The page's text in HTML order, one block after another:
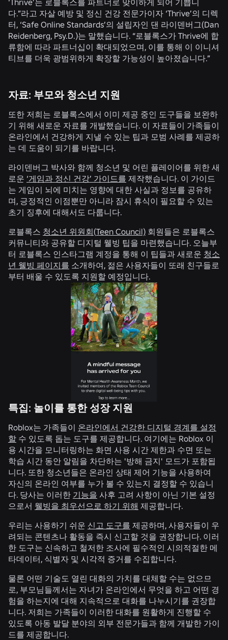
다.”라고 자살 예방 및 정신 건강 전문가이자 ‘Thrive’의 디렉
터, ‘Safe Online Standards’의 설립자인 댄 라이덴버그(Dan
Reidenberg, Psy.D.)는 말했습니다. “로블록스가 Thrive에 합
류함에 따라 파트너십이 확대되었으며, 이를 통해 이 이니셔
티브를 더욱 광범위하게 확장할 가능성이 높아졌습니다.”
자료: 부모와 청소년 지원
또한 저희는 로블록스에서 이미 제공 중인 도구들을 보완하
기 위해 새로운 자료를 개발했습니다. 이 자료들이 가족들이
온라인에서 건강하게 지낼 수 있는 팁과 모범 사례를 제공하
는 데 도움이 되기를 바랍니다.
라이덴버그 박사와 함께 청소년 및 어린 플레이어를 위한 새
로운 ‘게임과 정신 건강’ 가이드를 제작했습니다. 이 가이드
는 게임이 뇌에 미치는 영향에 대한 사실과 정보를 공유하
며, 긍정적인 이점뿐만 아니라 잠시 휴식이 필요할 수 있는
초기 징후에 대해서도 다룹니다.
로블록스 청소년 위원회(Teen Council) 회원들은 로블록스
커뮤니티와 공유할 디지털 웰빙 팁을 마련했습니다. 오늘부
터 로블록스 인스타그램 계정을 통해 이 팁들과 새로운 청소
년 웰빙 페이지를 소개하여, 젊은 사용자들이 또래 친구들로
부터 배울 수 있도록 지원할 예정입니다.
특집: 놀이를 통한 성장 지원
Roblox는 가족들이 온라인에서 건강한 디지털 경계를 설정
할 수 있도록 돕는 도구를 제공합니다. 여기에는 Roblox 이
용 시간을 모니터링하는 화면 사용 시간 제한과 수면 또는
학습 시간 동안 알림을 차단하는 '방해 금지' 모드가 포함됩
니다. 또한 청소년들은 온라인 상태 제어 기능을 사용하여
자신의 온라인 여부를 누가 볼 수 있는지 결정할 수 있습니
다. 당사는 이러한 기능을 사후 고려 사항이 아닌 기본 설정
으로서 웰빙을 최우선으로 하기 위해 제공합니다.
우리는 사용하기 쉬운 신고 도구를 제공하며, 사용자들이 우
려되는 콘텐츠나 활동을 즉시 신고할 것을 권장합니다. 이러
한 도구는 신속하고 철저한 조사에 필수적인 시의적절한 메
타데이터, 식별자 및 시각적 증거를 수집합니다.
물론 어떤 기술도 열린 대화의 가치를 대체할 수는 없으므
로, 부모님들께서는 자녀가 온라인에서 무엇을 하고 어떤 경
험을 하는지에 대해 지속적으로 대화를 나누시기를 권장합
니다. 저희는 가족들이 이러한 대화를 원활하게 진행할 수
있도록 아동 발달 분야의 외부 전문가들과 함께 개발한 가이
드를 제공합니다.